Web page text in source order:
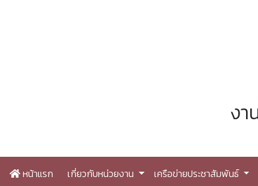
งา
หน้าแรก เกี่ยวกับหน่วยงาน เครือข่ายประชาสัมพันธ์